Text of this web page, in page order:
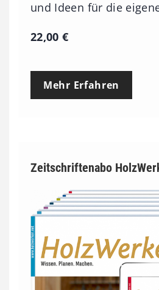
und Ideen für die
22,00€
Mehr Erfahren
Zeitschriftenabo